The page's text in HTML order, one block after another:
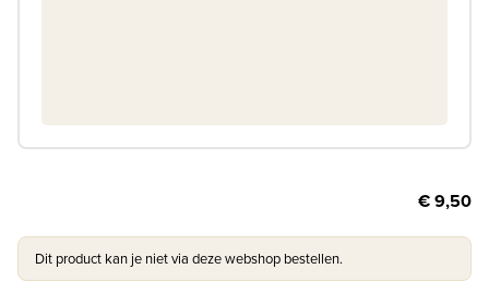
€ 9,50
Dit product kan je niet via deze webshop bestellen.